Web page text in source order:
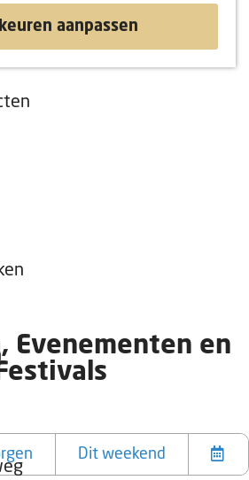
aanpassen
Evenementen en
Dit weekend
K